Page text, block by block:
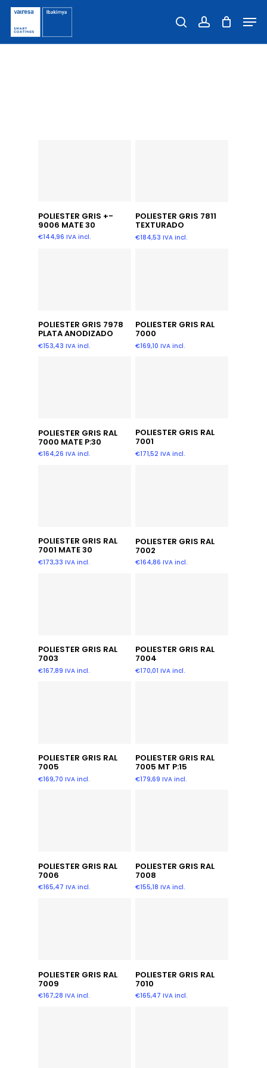
Skip
main
content
searchaccountClose
Añadir Al Carrito
POLIESTER GRIS +-
9006 MATE 30
€144,96 IVA incl.
Añadir Al Carrito
POLIESTER GRIS 7811
TEXTURADO
€184,53 IVA incl.
Añadir Al Carrito
POLIESTER GRIS 7978
PLATA ANODIZADO
€153,43 IVA incl.
Añadir Al Carrito
POLIESTER GRIS RAL
7000
€169,10 IVA incl.
Añadir Al Carrito
POLIESTER GRIS RAL
7000 MATE P:30
€164,26 IVA incl.
Añadir Al Carrito
POLIESTER GRIS RAL
7001
€171,52 IVA incl.
Añadir Al Carrito
POLIESTER GRIS RAL
7001 MATE 30
€173,33 IVA incl.
Añadir Al Carrito
POLIESTER GRIS RAL
7002
€164,86 IVA incl.
Añadir Al Carrito
POLIESTER GRIS RAL
7003
€167,89 IVA incl.
Añadir Al Carrito
POLIESTER GRIS RAL
7004
€170,01 IVA incl.
Añadir Al Carrito
POLIESTER GRIS RAL
7005
€169,70 IVA incl.
Añadir Al Carrito
POLIESTER GRIS RAL
7005 MT P:15
€179,69 IVA incl.
Añadir Al Carrito
POLIESTER GRIS RAL
7006
€165,47 IVA incl.
Añadir Al Carrito
POLIESTER GRIS RAL
7008
€155,18 IVA incl.
Añadir Al Carrito
POLIESTER GRIS RAL
7009
€167,28 IVA incl.
Añadir Al Carrito
POLIESTER GRIS RAL
7010
€165,47 IVA incl.